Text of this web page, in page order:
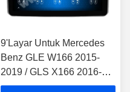
9'Layar Untuk Mercedes
Benz GLE W166 2015-
2019 / GLS X166 2016-
2019 NTG5.0